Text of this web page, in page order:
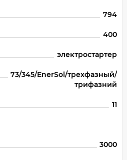
794
400
электростартер
73/345/EnerSol/трехфазный/
трифазний
11
3000